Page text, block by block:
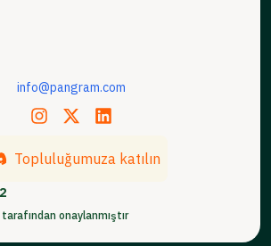
onaylanmıştır
info@pangram.com
Topluluğumuza katılın